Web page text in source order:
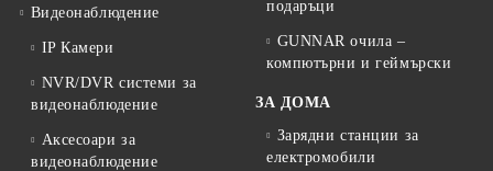
Видеонаблюдение
IP Камери
NVR/DVR системи за
видеонаблюдение
Аксесоари за
видеонаблюдение
подаръци
GUNNAR очила –
компютърни и геймърски
ЗА ДОМА
Зарядни станции за
електромобили